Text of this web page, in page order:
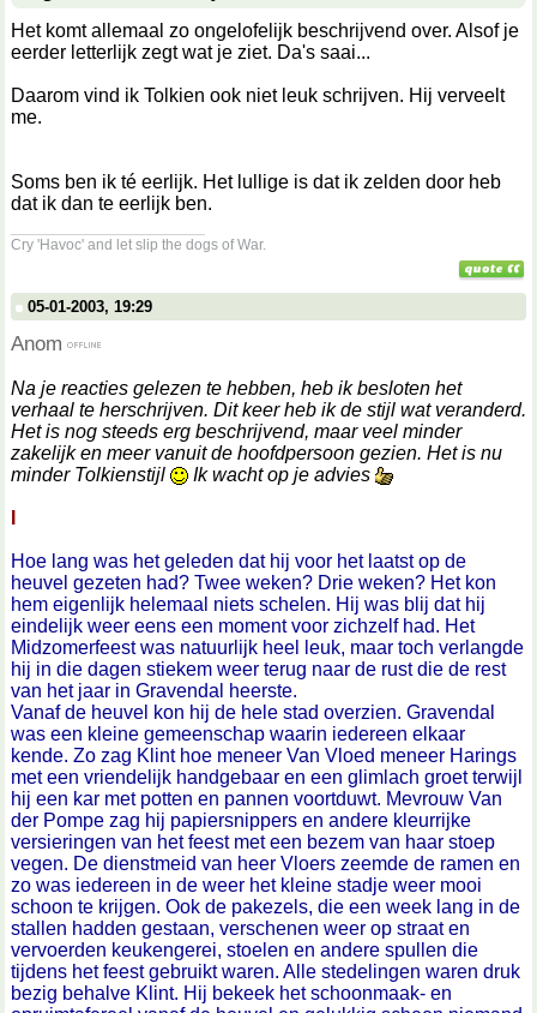
Het komt allemaal zo ongelofelijk beschrijvend over. Alsof je
eerder letterlijk zegt wat je ziet. Da's saai...
Daarom vind ik Tolkien ook niet leuk schrijven. Hij verveelt
me.
Soms ben ik té eerlijk. Het lullige is dat ik zelden door heb
dat ik dan te eerlijk ben.
Cry 'Havoc' and let slip the dogs of War.
05-01-2003, 19:29
Anom
Na je reacties gelezen te hebben, heb ik besloten het
verhaal te herschrijven. Dit keer heb ik de stijl wat veranderd.
Het is nog steeds erg beschrijvend, maar veel minder
zakelijk en meer vanuit de hoofdpersoon gezien. Het is nu
minder Tolkienstijl
Ik wacht op je advies
Hoe lang was het geleden dat hij voor het laatst op de
heuvel gezeten had? Twee weken? Drie weken? Het kon
hem eigenlijk helemaal niets schelen. Hij was blij dat hij
eindelijk weer eens een moment voor zichzelf had. Het
Midzomerfeest was natuurlijk heel leuk, maar toch verlangde
hij in die dagen stiekem weer terug naar de rust die de rest
van het jaar in Gravendal heerste.
Vanaf de heuvel kon hij de hele stad overzien. Gravendal
was een kleine gemeenschap waarin iedereen elkaar
kende. Zo zag Klint hoe meneer Van Vloed meneer Harings
met een vriendelijk handgebaar en een glimlach groet terwijl
hij een kar met potten en pannen voortduwt. Mevrouw Van
der Pompe zag hij papiersnippers en andere kleurrijke
versieringen van het feest met een bezem van haar stoep
vegen. De dienstmeid van heer Vloers zeemde de ramen en
zo was iedereen in de weer het kleine stadje weer mooi
schoon te krijgen. Ook de pakezels, die een week lang in de
stallen hadden gestaan, verschenen weer op straat en
vervoerden keukengerei, stoelen en andere spullen die
tijdens het feest gebruikt waren. Alle stedelingen waren druk
bezig behalve Klint. Hij bekeek het schoonmaak- en